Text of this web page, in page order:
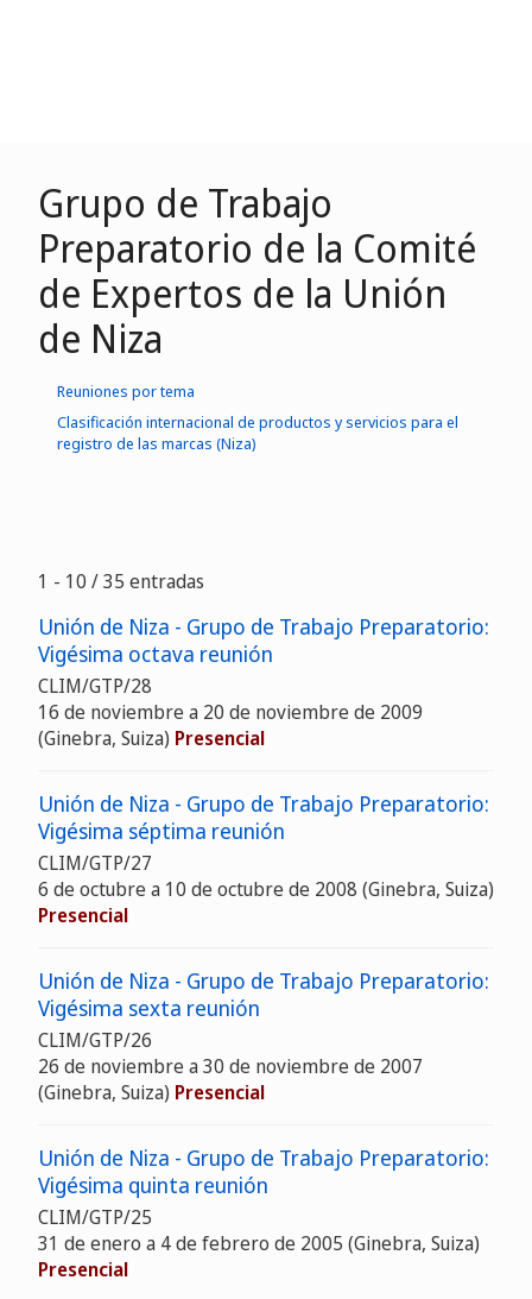
Grupo de Trabajo
Preparatorio de la Comité
de Expertos de la Unión
de Niza
Reuniones por tema
Clasificación internacional de productos y servicios para el
registro de las marcas (Niza)
1 - 10 / 35 entradas
Unión de Niza - Grupo de Trabajo Preparatorio:
Vigésima octava reunión
CLIM/GTP/28
16 de noviembre a 20 de noviembre de 2009
(Ginebra, Suiza) Presencial
Unión de Niza - Grupo de Trabajo Preparatorio:
Vigésima séptima reunión
CLIM/GTP/27
6 de octubre a 10 de octubre de 2008 (Ginebra, Suiza)
Presencial
Unión de Niza - Grupo de Trabajo Preparatorio:
Vigésima sexta reunión
CLIM/GTP/26
26 de noviembre a 30 de noviembre de 2007
(Ginebra, Suiza) Presencial
Unión de Niza - Grupo de Trabajo Preparatorio:
Vigésima quinta reunión
CLIM/GTP/25
31 de enero a 4 de febrero de 2005 (Ginebra, Suiza)
Presencial